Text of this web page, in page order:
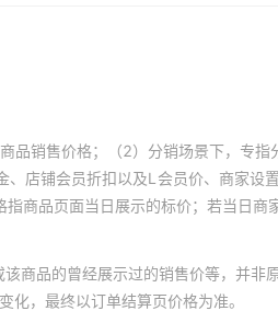
品销售价格；（2）分销场景下，专
店铺会员折扣以及L会员价、商家
品页面当日展示的标价；若当日商
商品的曾经展示过的销售价等，并非
，最终以订单结算页价格为准。